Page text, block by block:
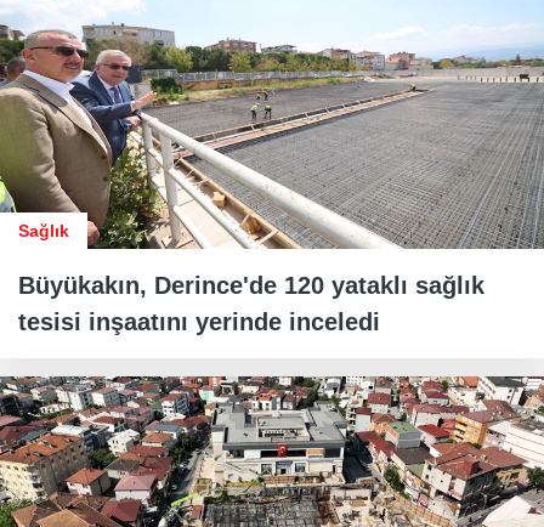
Sağlık
Büyükakın, Derince'de 120 yataklı sağlık
tesisi inşaatını yerinde inceledi